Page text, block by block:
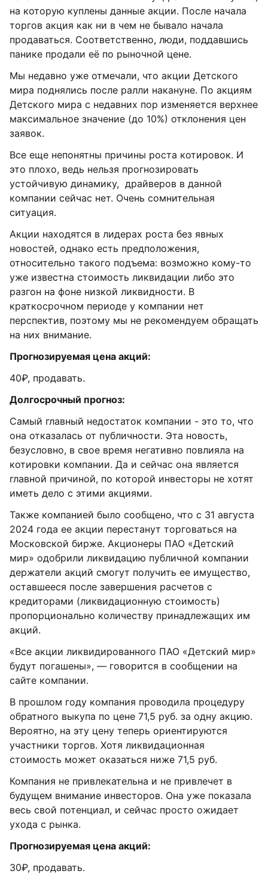
на которую куплены данные акции. После начала
торгов акция как ни в чем не бывало начала
продаваться. Соответственно, люди, поддавшись
панике продали её по рыночной цене.
Мы недавно уже отмечали, что акции Детского
мира поднялись после ралли накануне. По акциям
Детского мира с недавних пор изменяется верхнее
максимальное значение (до 10%) отклонения цен
заявок.
Все еще непонятны причины роста котировок. И
это плохо, ведь нельзя прогнозировать
устойчивую динамику, драйверов в данной
компании сейчас нет. Очень сомнительная
ситуация.
Акции находятся в лидерах роста без явных
новостей, однако есть предположения,
относительно такого подъема: возможно кому-то
уже известна стоимость ликвидации либо это
разгон на фоне низкой ликвидности. В
краткосрочном периоде у компании нет
перспектив, поэтому мы не рекомендуем обращать
на них внимание.
Прогнозируемая цена акций:
40₽, продавать.
Долгосрочный прогноз:
Самый главный недостаток компании - это то, что
она отказалась от публичности. Эта новость,
безусловно, в свое время негативно повлияла на
котировки компании. Да и сейчас она является
главной причиной, по которой инвесторы не хотят
иметь дело с этими акциями.
Также компанией было сообщено, что с 31 августа
2024 года ее акции перестанут торговаться на
Московской бирже. Акционеры ПАО «Детский
мир» одобрили ликвидацию публичной компании
держатели акций смогут получить ее имущество,
оставшееся после завершения расчетов с
кредиторами (ликвидационную стоимость)
пропорционально количеству принадлежащих им
акций.
«Все акции ликвидированного ПАО «Детский мир»
будут погашены», — говорится в сообщении на
сайте компании.
В прошлом году компания проводила процедуру
обратного выкупа по цене 71,5 руб. за одну акцию.
Вероятно, на эту цену теперь ориентируются
участники торгов. Хотя ликвидационная
стоимость может оказаться ниже 71,5 руб.
Компания не привлекательна и не привлечет в
будущем внимание инвесторов. Она уже показала
весь свой потенциал, и сейчас просто ожидает
ухода с рынка.
Прогнозируемая цена акций:
30₽, продавать.